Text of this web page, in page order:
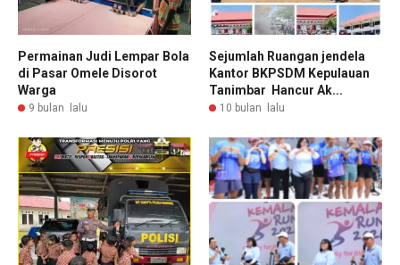
Permainan Judi Lempar Bola
di Pasar Omele Disorot
Warga
9 bulan lalu
Sejumlah Ruangan jendela
Kantor BKPSDM Kepulauan
Tanimbar Hancur Ak...
10 bulan lalu